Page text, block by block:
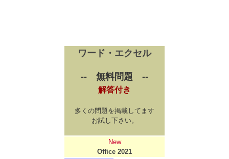
ワード・エクセル
-- 無料問題 --
解答付き
多くの問題を掲載してます
お試し下さい。
New
Office 2021